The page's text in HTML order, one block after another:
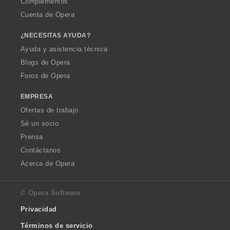
Cuenta de Opera
¿NECESITAS AYUDA?
Ayuda y asistencia técnica
Blogs de Opera
Foros de Opera
EMPRESA
Ofertas de trabajo
Sé un socio
Prensa
Contáctanos
Acerca de Opera
© Opera Software
Privacidad
Términos de servicio